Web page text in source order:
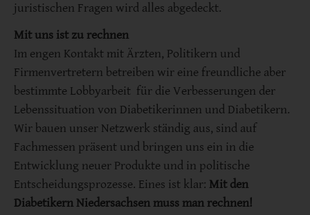
juristischen Fragen wird alles abgedeckt.
Mit uns ist zu rechnen
Im engen Kontakt mit Ärzten, Politikern und
Firmenvertretern betreiben wir eine freundliche aber
bestimmte Lobbyarbeit für die Verbesserungen der
Lebenssituation von Diabetikerinnen und Diabetikern.
Wir bauen unser Netzwerk ständig aus, sind auf
Fachmessen präsent und bringen uns ein in die
Entwicklung neuer Produkte und in politische
Entscheidungsprozesse. Eines ist klar: Mit den
Diabetikern Niedersachsen muss man rechnen!